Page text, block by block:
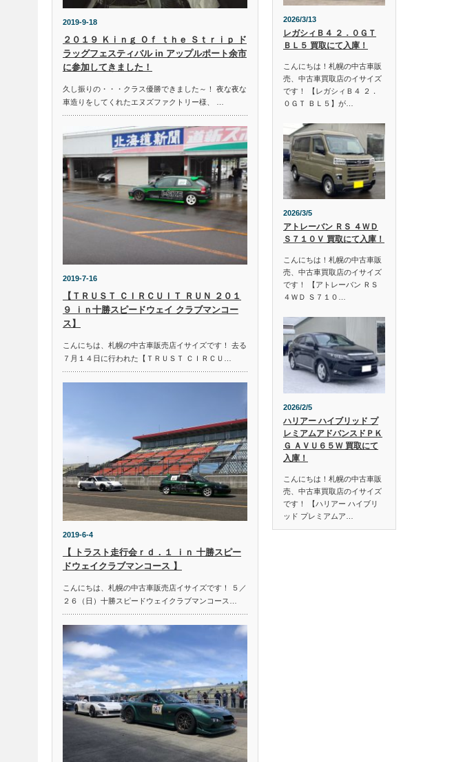
2019-9-18
２０１９ Ｋｉｎｇ Ｏｆ ｔｈｅ Ｓｔｒｉｐ ド
ラッグフェスティバル in アップルポート余市
に参加してきました！
久し振りの・・・クラス優勝できました～！ 夜な夜な
車造りをしてくれたエヌズファクトリー様、 …
2019-7-16
【ＴＲＵＳＴ ＣＩＲＣＵＩＴ ＲＵＮ ２０１
９ ｉｎ十勝スピードウェイ クラブマンコー
ス】
こんにちは、札幌の中古車販売店イサイズです！ 去る
７月１４日に行われた【ＴＲＵＳＴ ＣＩＲＣＵ…
2019-6-4
【 トラスト走行会ｒｄ．１ ｉｎ 十勝スピー
ドウェイクラブマンコース 】
こんにちは、札幌の中古車販売店イサイズです！ ５／
２６（日）十勝スピードウェイクラブマンコース…
2026/3/13
レガシィＢ４ ２．０ＧＴ
ＢＬ５ 買取にて入庫！
こんにちは！札幌の中古車販
売、中古車買取店のイサイズ
です！ 【レガシィＢ４ ２．
０ＧＴ ＢＬ５】が…
2026/3/5
アトレーバン ＲＳ ４ＷＤ
Ｓ７１０Ｖ 買取にて入庫！
こんにちは！札幌の中古車販
売、中古車買取店のイサイズ
です！ 【アトレーバン ＲＳ
４ＷＤ Ｓ７１０…
2026/2/5
ハリアー ハイブリッド プ
レミアムアドバンスドＰＫ
Ｇ ＡＶＵ６５Ｗ 買取にて
入庫！
こんにちは！札幌の中古車販
売、中古車買取店のイサイズ
です！ 【ハリアー ハイブリ
ッド プレミアムア…